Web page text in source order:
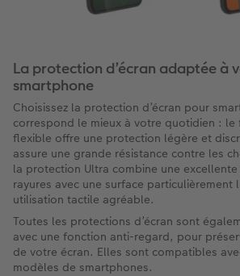
La protection d’écran adaptée à
smartphone
Choisissez la protection d’écran pour
correspond le mieux à votre quotidien :
flexible offre une protection légère et
assure une grande résistance contre les
la protection Ultra combine une
rayures avec une surface particulièrement
utilisation tactile agréable.
Toutes les protections d’écran sont
avec une fonction anti-regard, pour
de votre écran. Elles sont compatibles
modèles de smartphones.